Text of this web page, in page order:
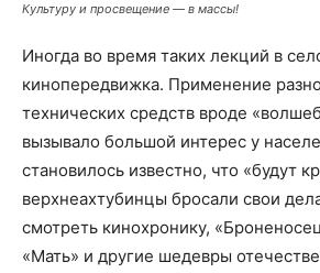
Культуру и просвещение — в массы!
Иногда во время таких лекций в
кинопередвижка. Применение
технических средств вроде
вызывало большой интерес у
становилось известно, что «будут
верхнеахтубинцы бросали свои
смотреть кинохронику,
«Мать» и другие шедевры